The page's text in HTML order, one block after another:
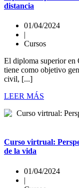
distancia
01/04/2024
|
Cursos
El diploma superior en
tiene como objetivo
civil, [...]
LEER MÁS
Curso virtrual:
de la vida
01/04/2024
|